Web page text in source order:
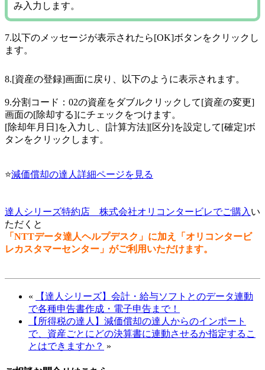
み入力します。
7.以下のメッセージが表示されたら[OK]ボタンをクリックし
ます。
8.[資産の登録]画面に戻り、以下のように表示されます。
9.分割コード：02の資産をダブルクリックして[資産の変更]
画面の[除却する]にチェックをつけます。
[除却年月日]を入力し、[計算方法][区分]を設定して[確定]ボ
タンをクリックします。
⭐減価償却の達人詳細ページを見る
達人シリーズ特約店 株式会社オリコンタービレでご購入 い
ただくと
「NTTデータ達人ヘルプデスク」に加え「オリコンタービ
レカスタマーセンター」がご利用いただけます。
«
【達人シリーズ】会計・給与ソフトとのデータ連動
で各種申告書作成・電子申告まで！
【所得税の達人】減価償却の達人からのインポート
で、資産ごとにどの決算書に連動させるか指定するこ
とはできますか？ »